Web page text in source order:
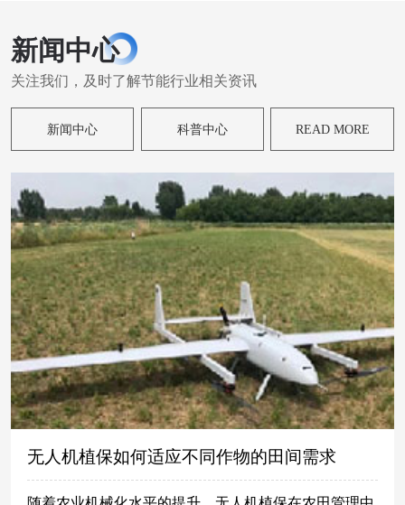
新闻中心
关注我们，及时了解节能行业相关资讯
新闻中心 科普中心 READ MORE
无人机植保如何适应不同作物的田间需求